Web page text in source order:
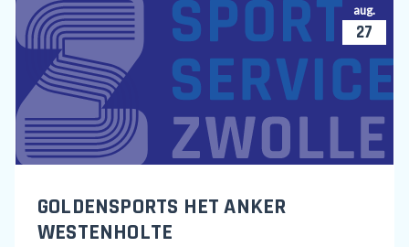
aug.
27
GOLDENSPORTS HET ANKER
WESTENHOLTE